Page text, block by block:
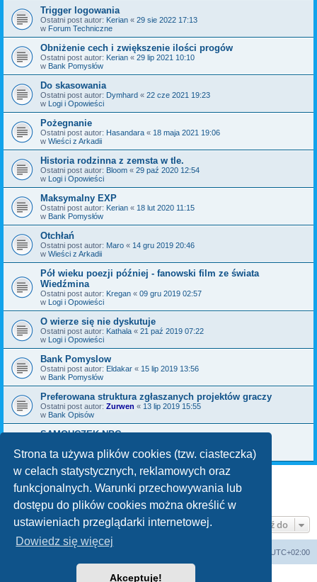
Strona ta używa plików cookies (tzw. ciasteczka)
w celach statystycznych, reklamowych oraz
funkcjonalnych. Warunki przechowywania lub
dostępu do plików cookies można określić w
ustawieniach przeglądarki internetowej.
Dowiedz się więcej
Akceptuję!
Trigger logowania
Ostatni post autor: Kerian « 29 sie 2022 17:13
w Forum Techniczne
Obniżenie cech i zwiększenie ilości progów
Ostatni post autor: Kerian « 29 lip 2021 10:10
w Bank Pomysłów
Do skasowania
Ostatni post autor: Dymhard « 22 cze 2021 19:23
w Logi i Opowieści
Pożegnanie
Ostatni post autor: Hasandara « 18 maja 2021 19:06
w Wieści z Arkadii
Historia rodzinna z zemsta w tle.
Ostatni post autor: Bloom « 29 paź 2020 12:54
w Logi i Opowieści
Maksymalny EXP
Ostatni post autor: Kerian « 18 lut 2020 11:15
w Bank Pomysłów
Otchłań
Ostatni post autor: Maro « 14 gru 2019 20:46
w Wieści z Arkadii
Pół wieku poezji później - fanowski film ze świata
Wiedźmina
Ostatni post autor: Kregan « 09 gru 2019 02:57
w Logi i Opowieści
O wierze się nie dyskutuje
Ostatni post autor: Kathala « 21 paź 2019 07:22
w Logi i Opowieści
Bank Pomyslow
Ostatni post autor: Eldakar « 15 lip 2019 13:56
w Bank Pomysłów
Preferowana struktura zgłaszanych projektów graczy
Ostatni post autor: Zurwen « 13 lip 2019 15:55
w Bank Opisów
SAMOUCZEK NPC
w Bank Pomysłów
Znaleziono 70 wyników 2
Przejdź do
UTC+02:00
Technologię dostarczaphpBB® Forum Software © phpBB Limited